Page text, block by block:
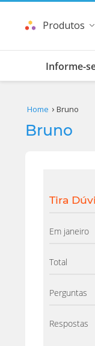
Produtos
Informe-
Home Bruno
Bruno
Tira
Em janeiro
Total
Perguntas
Respostas